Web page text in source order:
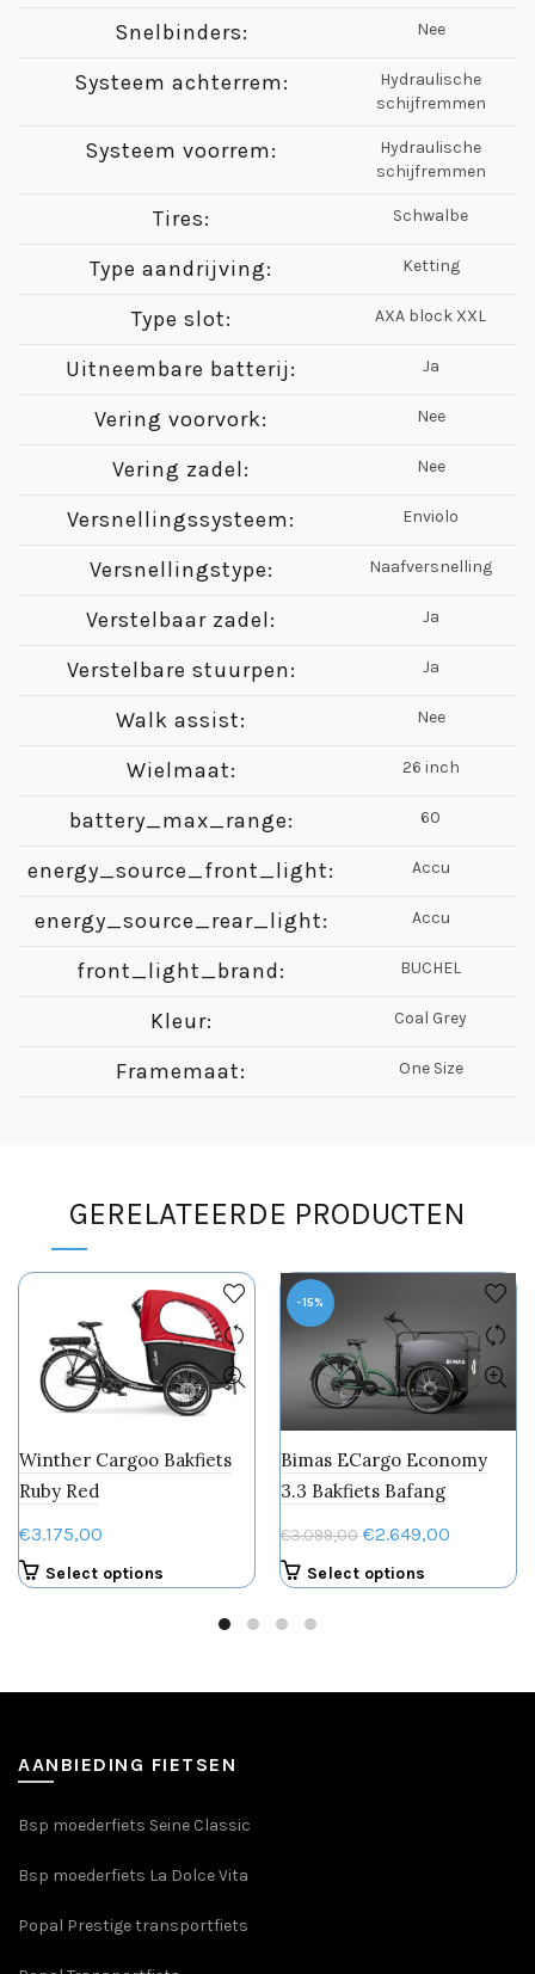
Snelbinders: Nee
Systeem achterrem:
Hydraulische
schijfremmen
Systeem voorrem:
Hydraulische
schijfremmen
Tires: Schwalbe
Type aandrijving: Ketting
Type slot: AXA block XXL
Uitneembare batterij: Ja
Vering voorvork: Nee
Vering zadel: Nee
Versnellingssysteem: Enviolo
Versnellingstype: Naafversnelling
Verstelbaar zadel: Ja
Verstelbare stuurpen: Ja
Walk assist: Nee
Wielmaat: 26 inch
battery_max_range: 60
energy_source_front_light: Accu
energy_source_rear_light: Accu
front_light_brand: BUCHEL
Kleur: Coal Grey
Framemaat: One Size
GERELATEERDE PRODUCTEN
Winther Cargoo Bakfiets
Ruby Red
€3.175,00
Select options
-15%
Bimas ECargo Economy
3.3 Bakfiets Bafang
€3.099,00 Oorspronkelijke
prijs
was:
€2.649,00
is:
Select options
AANBIEDING FIETSEN
Bsp moederfiets Seine Classic
Bsp moederfiets La Dolce Vita
Popal Prestige transportfiets